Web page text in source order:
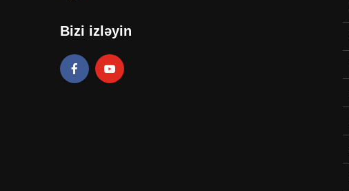
Bizi izləyin